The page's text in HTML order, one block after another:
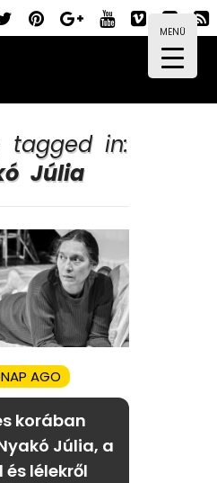
MENÜ
tagged in:
Júlia
AGO
korában
Júlia, a
és lélekről